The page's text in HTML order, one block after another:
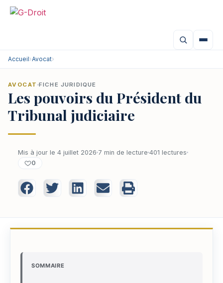
Accueil›Avocat›
AVOCAT FICHE JURIDIQUE
Les pouvoirs du Président du
Tribunal judiciaire
Mis à jour le 4 juillet 2026 7 min de lecture 401 lectures
0
SOMMAIRE